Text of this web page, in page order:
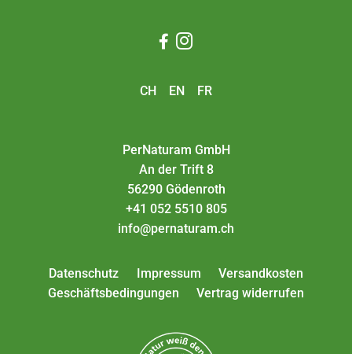
 
CH EN FR
PerNaturam GmbH
An der Trift 8
56290 Gödenroth
+41 052 5510 805
info@pernaturam.ch
Datenschutz Impressum
Versandkosten
Geschäftsbedingungen
Vertrag widerrufen